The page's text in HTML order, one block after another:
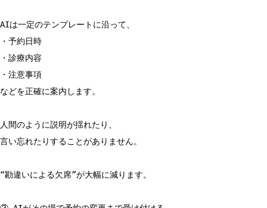
AIは一定のテンプレートに沿って、
・予約日時
・診療内容
・注意事項
などを正確に案内します。
人間のように説明が揺れたり、
言い忘れたりすることがありません。
“勘違いによる欠席”が大幅に減ります。